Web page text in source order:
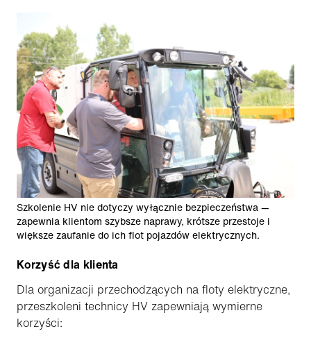
Szkolenie HV nie dotyczy wyłącznie bezpieczeństwa —
zapewnia klientom szybsze naprawy, krótsze przestoje i
większe zaufanie do ich flot pojazdów elektrycznych.
Korzyść dla klienta
Dla organizacji przechodzących na floty elektryczne,
przeszkoleni technicy HV zapewniają wymierne
korzyści: